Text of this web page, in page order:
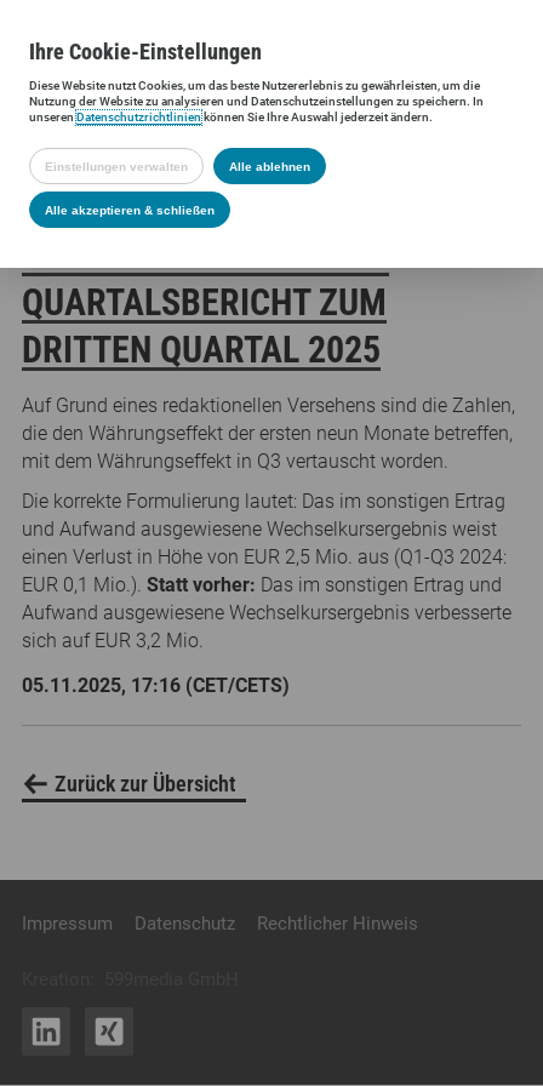
Siltronic AG Presse Presseinformationen Korrektur des
KORREKTUR DES
QUARTALSBERICHT ZUM
DRITTEN QUARTAL 2025
Auf Grund eines redaktionellen Versehens sind die Zahlen,
die den Währungseffekt der ersten neun Monate betreffen,
mit dem Währungseffekt in Q3 vertauscht worden.
Die korrekte Formulierung lautet: Das im sonstigen Ertrag
und Aufwand ausgewiesene Wechselkursergebnis weist
einen Verlust in Höhe von EUR 2,5 Mio. aus (Q1-Q3 2024:
EUR 0,1 Mio.). Statt vorher: Das im sonstigen Ertrag und
Aufwand ausgewiesene Wechselkursergebnis verbesserte
sich auf EUR 3,2 Mio.
05.11.2025, 17:16 (CET/CETS)
Zurück zur Übersicht
Impressum Datenschutz Rechtlicher Hinweis
IhreCookie-Einstellungen
DieseWebsitenutzt Cookies, um das beste Nutzererlebnis zu gewährleisten, um die
Nutzung derWebsitezu analysieren und Datenschutzeinstellungen zu speichern. In
unserenDatenschutzrichtlinienkönnen Sie Ihre Auswahl jederzeit ändern.
Einstellungen verwalten Alle ablehnen
Alle akzeptieren & schließen